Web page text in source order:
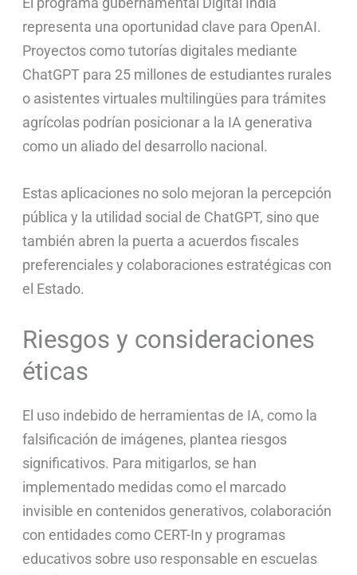
representa una oportunidad clave para OpenAI.
Proyectos como tutorías digitales mediante
ChatGPT para 25 millones de estudiantes rurales
o asistentes virtuales multilingües para trámites
agrícolas podrían posicionar a la IA generativa
como un aliado del desarrollo nacional.
Estas aplicaciones no solo mejoran la percepción
pública y la utilidad social de ChatGPT, sino que
también abren la puerta a acuerdos fiscales
preferenciales y colaboraciones estratégicas con
el Estado.
Riesgos y consideraciones
éticas
El uso indebido de herramientas de IA, como la
falsificación de imágenes, plantea riesgos
significativos. Para mitigarlos, se han
implementado medidas como el marcado
invisible en contenidos generativos, colaboración
con entidades como CERT-In y programas
educativos sobre uso responsable en escuelas